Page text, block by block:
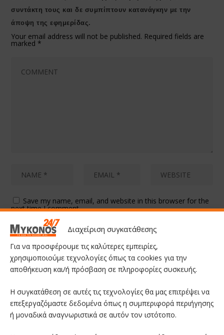
Διαχείριση συγκατάθεσης
Για να προσφέρουμε τις καλύτερες εμπειρίες,
χρησιμοποιούμε τεχνολογίες όπως τα cookies για την
αποθήκευση και/ή πρόσβαση σε πληροφορίες συσκευής.
Η συγκατάθεση σε αυτές τις τεχνολογίες θα μας επιτρέψει να
επεξεργαζόμαστε δεδομένα όπως η συμπεριφορά περιήγησης
ή μοναδικά αναγνωριστικά σε αυτόν τον ιστότοπο.
συντάκτη τους και δε συμπίπτουν κατανάγκην με την
άποψη της εφημερίδας.
Your email address will not be published. Required fields are
marked *
Save my name, email, and website in this browser for the
next time I comment.